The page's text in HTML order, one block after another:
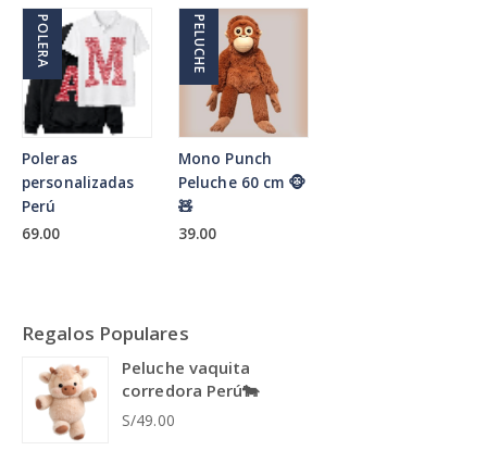
POLERA
Poleras
personalizadas
Perú
69.00
PELUCHE
Mono Punch
Peluche 60 cm 🐵
🧸
39.00
Regalos Populares
Peluche vaquita
corredora Perú🐄
S/49.00